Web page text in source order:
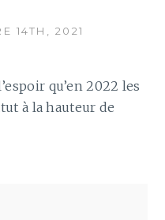
14TH, 2021
qu’en 2022 les
à la hauteur de